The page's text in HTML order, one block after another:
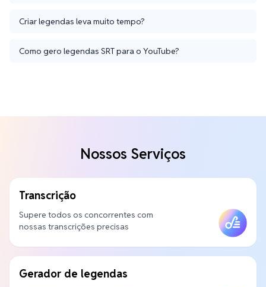
Criar legendas leva muito tempo?
Como gero legendas SRT para o YouTube?
Nossos Serviços
Transcrição
Supere todos os concorrentes com
nossas transcrições precisas
Gerador de legendas